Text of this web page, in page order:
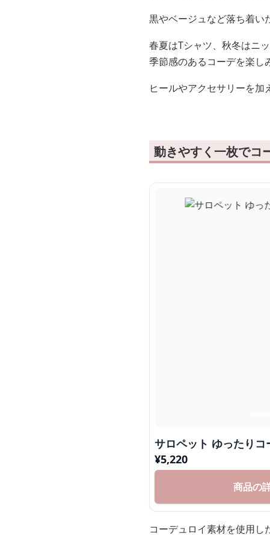
黒やベージュなど落ち着い
春夏はTシャツ、秋冬はニ
季節感のあるコーデを楽し
ヒールやアクセサリーを加
動きやすく一枚でコ
サロペット ゆったり
¥5,220
商品の
コーデュロイ素材を使用